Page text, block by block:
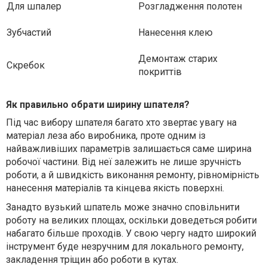
Для шпалер Розгладження полотен
Зубчастий Нанесення клею
Скребок
Демонтаж старих
покриттів
Як правильно обрати ширину шпателя?
Під час вибору шпателя багато хто звертає увагу на
матеріал леза або виробника, проте одним із
найважливіших параметрів залишається саме ширина
робочої частини. Від неї залежить не лише зручність
роботи, а й швидкість виконання ремонту, рівномірність
нанесення матеріалів та кінцева якість поверхні.
Занадто вузький шпатель може значно сповільнити
роботу на великих площах, оскільки доведеться робити
набагато більше проходів. У свою чергу надто широкий
інструмент буде незручним для локального ремонту,
закладення тріщин або роботи в кутах.